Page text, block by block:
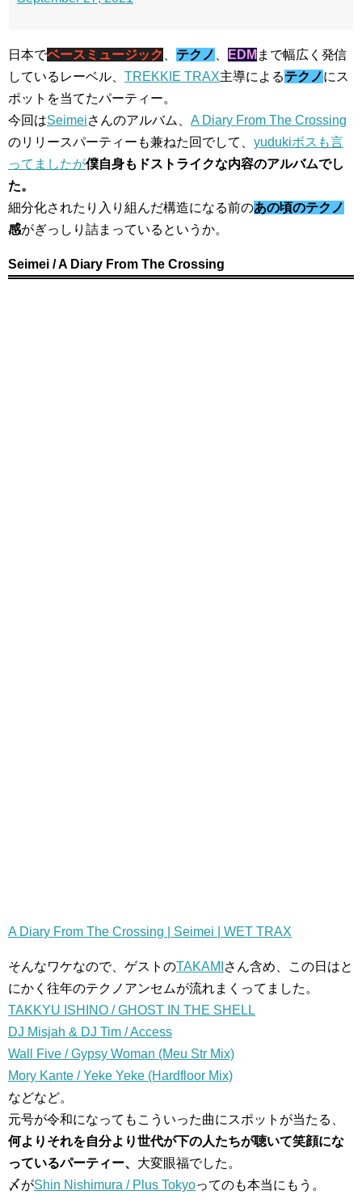
日本でベースミュージック テクノ EDM まで幅広く発信
しているレーベル、 TREKKIE TRAX主導によるテクノにス
ポットを当てたパーティー。
今回はSeimeiさんのアルバム、 A Diary From The Crossing
のリリースパーティーも兼ねた回でして、 yudukiボスも言
ってましたが僕自身もドストライクな内容のアルバムでし
た。
細分化されたり入り組んだ構造になる前のあの頃のテクノ
感がぎっしり詰まっているというか。
Seimei / A Diary From The Crossing
A Diary From The Crossing | Seimei | WET TRAX
そんなワケなので、ゲストのTAKAMI さん含め、この日はと
にかく往年のテクノアンセムが流れまくってました。
TAKKYU ISHINO / GHOST IN THE SHELL
DJ Misjah & DJ Tim / Access
Wall Five / Gypsy Woman (Meu Str Mix)
Mory Kante / Yeke Yeke (Hardfloor Mix)
などなど。
元号が令和になってもこういった曲にスポットが当たる、
何よりそれを自分より世代が下の人たちが聴いて笑顔にな
っているパーティー、 大変眼福でした。
〆がShin Nishimura / Plus Tokyoってのも本当にもう。